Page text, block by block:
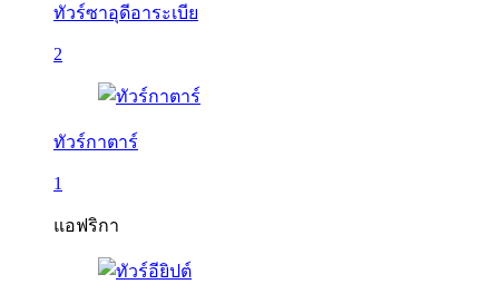
ทัวร์ซาอุดีอาระเบีย
2
ทัวร์กาตาร์
1
แอฟริกา